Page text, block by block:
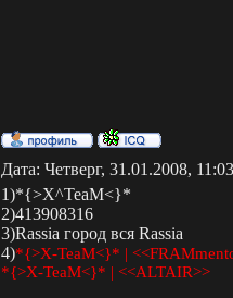
Дата: Четверг, 31.01.2008,
1)*{>X^TeaM<}*
2)413908316
3)Rassia город вся Rassia
4)*{>X-TeaM<}* |
*{>X-TeaM<}* | <<ALTAIR>>